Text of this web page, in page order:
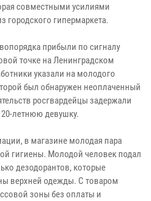
совместными усилиями
городского гипермаркета.
прибыли по сигналу
точке на Ленинградском
указали на молодого
был обнаружен неоплаченный
росгвардейцы задержали
20-летнюю девушку.
в магазине молодая пара
гигиены. Молодой человек подал
дезодорантов, которые
верхней одежды. С товаром
зоны без оплаты и